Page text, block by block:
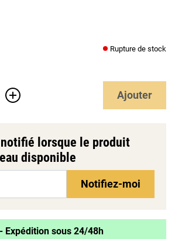
Rupture de stock
+ Ajouter
lorsque le produit
disponible
Notifiez-moi
Expédition sous 24/48h